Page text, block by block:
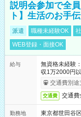
説明会参加で全
ト】生活のお手
派遣 職種未経験OK
WEB登録・面接OK
給与
無資格未経験
収1万2000円
交通費別途
交通費 交通費
勤務地
東京都世田谷区